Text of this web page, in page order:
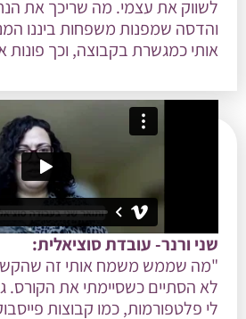
לשווק את עצמי. מה שריכך את
והדסה שמפנות משפחות ביננו
אותי כמגשרת בקבוצה, וכך פונות
שני ורנר- עובדת סוציאלית:
"מה שממש משמח אותי זה
לא הסתיים כשסיימתי את הקורס.
לי פלטפורמות, כמו קבוצות